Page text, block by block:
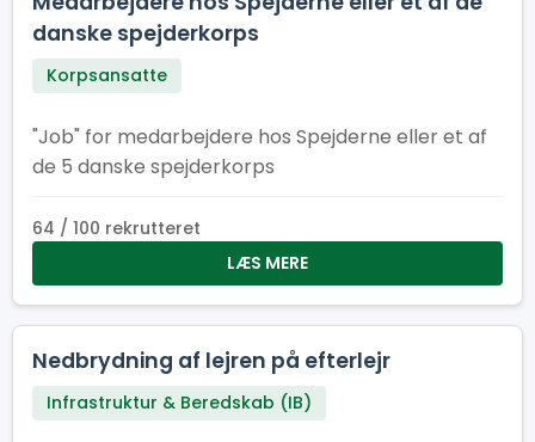
danske spejderkorps
Korpsansatte
"Job" for medarbejdere hos Spejderne eller et af
de 5 danske spejderkorps
64 / 100 rekrutteret
LÆS MERE
Nedbrydning af lejren på efterlejr
Infrastruktur & Beredskab (IB)